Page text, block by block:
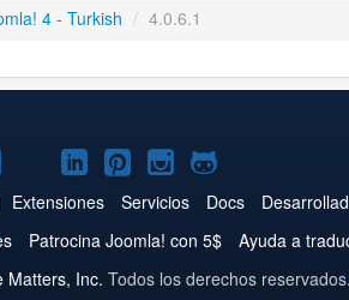
4 - Turkish / 4.0.6.1
Joomla!
en
YouTube
Joomla!
en
LinkedIn
Joomla!
en
Pinterest
Joomla!
en
Instagram
Joomla!
en
GitHub
Extensiones Servicios Docs
Patrocina Joomla! con 5$ Ayuda a
Matters, Inc. Todos los derechos reservados.